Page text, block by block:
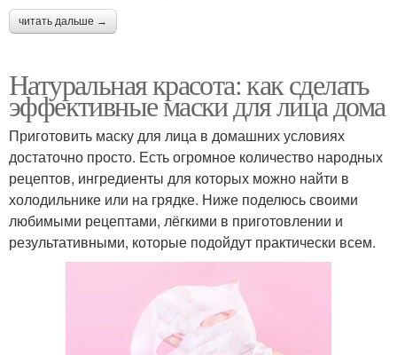
читать дальше →
Натуральная красота: как сделать
эффективные маски для лица дома
Приготовить маску для лица в домашних условиях
достаточно просто. Есть огромное количество народных
рецептов, ингредиенты для которых можно найти в
холодильнике или на грядке. Ниже поделюсь своими
любимыми рецептами, лёгкими в приготовлении и
результативными, которые подойдут практически всем.